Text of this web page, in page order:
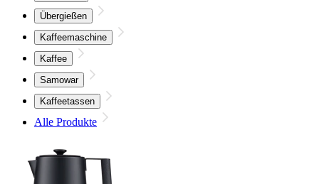
Übergießen
Kaffeemaschine
Kaffee
Samowar
Kaffeetassen
Alle Produkte